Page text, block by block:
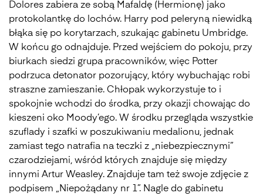
Dolores zabiera ze sobą Mafaldę (Hermionę) jako
protokolantkę do lochów. Harry pod peleryną niewidką
błąka się po korytarzach, szukając gabinetu Umbridge.
W końcu go odnajduje. Przed wejściem do pokoju, przy
biurkach siedzi grupa pracowników, więc Potter
podrzuca detonator pozorujący, który wybuchając robi
straszne zamieszanie. Chłopak wykorzystuje to i
spokojnie wchodzi do środka, przy okazji chowając do
kieszeni oko Moody’ego. W środku przegląda wszystkie
szuflady i szafki w poszukiwaniu medalionu, jednak
zamiast tego natrafia na teczki z „niebezpiecznymi”
czarodziejami, wśród których znajduje się między
innymi Artur Weasley. Znajduje tam też swoje zdjęcie z
podpisem „Niepożądany nr 1”. Nagle do gabinetu